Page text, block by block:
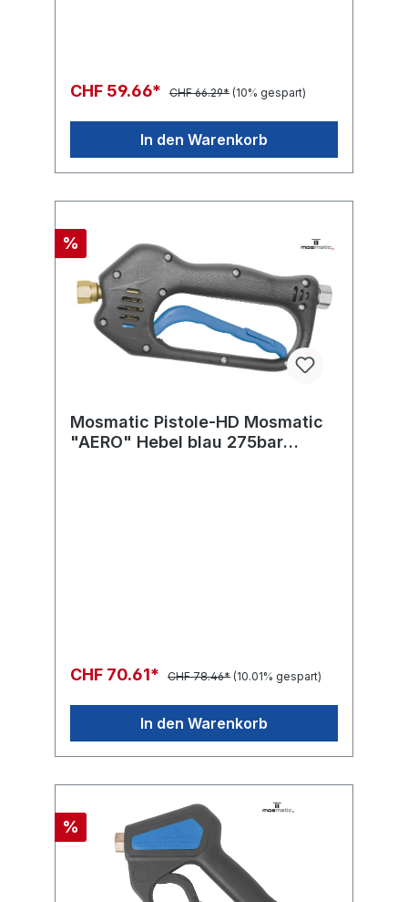
CHF 59.66* CHF 66.29* (10% gespart)
In den Warenkorb
%
Mosmatic Pistole-HD Mosmatic
"AERO" Hebel blau 275bar
CHF 70.61* CHF 78.46* (10.01% gespart)
In den Warenkorb
%